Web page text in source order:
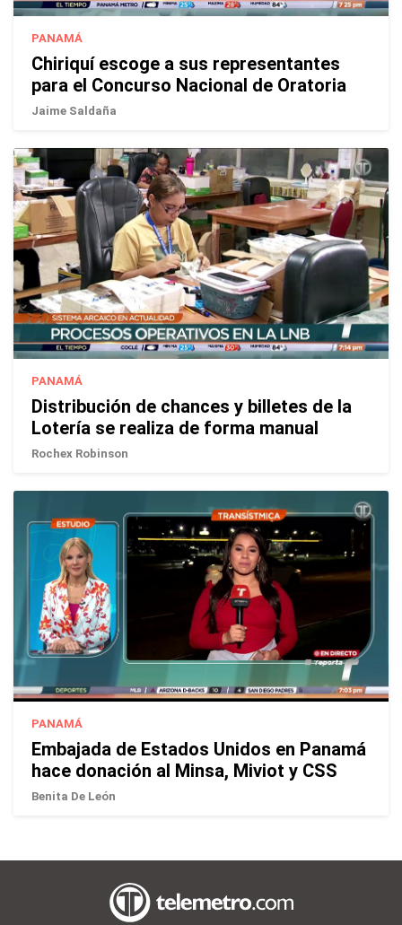
PANAMÁ
Chiriquí escoge a sus representantes
para el Concurso Nacional de Oratoria
Jaime Saldaña
PANAMÁ
Distribución de chances y billetes de la
Lotería se realiza de forma manual
Rochex Robinson
PANAMÁ
Embajada de Estados Unidos en Panamá
hace donación al Minsa, Miviot y CSS
Benita De León